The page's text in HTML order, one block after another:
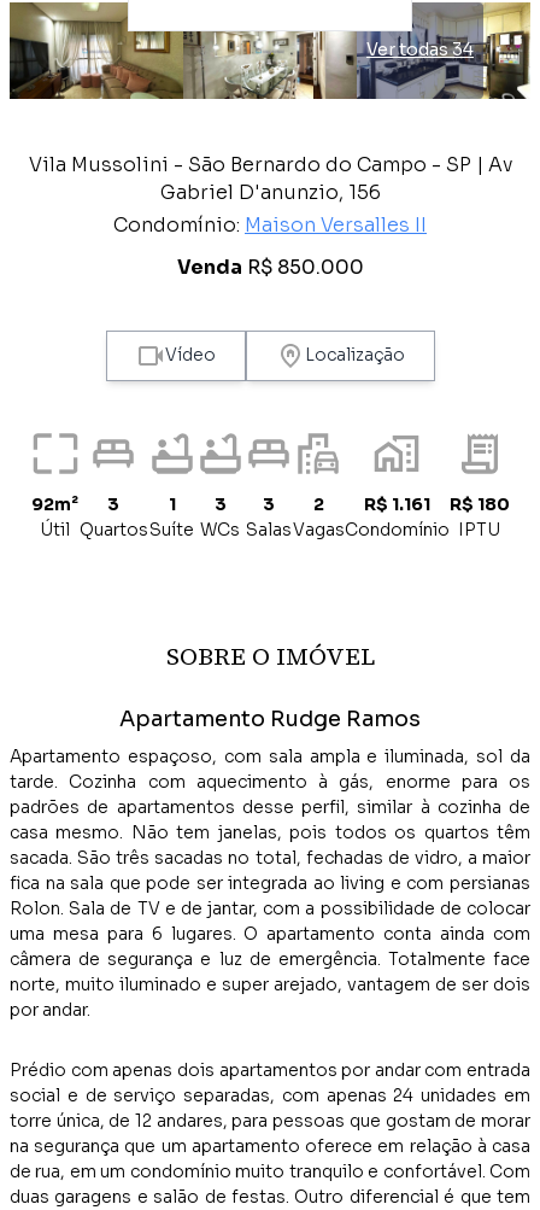
Ver todas 34
Vila Mussolini - São Bernardo do Campo - SP | Av
Gabriel D'anunzio, 156
Condomínio: Maison Versalles II
Venda R$ 850.000
Vídeo Localização
92m²
Útil
3
Quartos
1
Suíte
3
WCs
3
Salas
2
Vagas
R$ 1.161
Condomínio
R$ 180
IPTU
SOBRE O IMÓVEL
Apartamento Rudge Ramos
Apartamento espaçoso, com sala ampla e iluminada, sol da
tarde. Cozinha com aquecimento à gás, enorme para os
padrões de apartamentos desse perfil, similar à cozinha de
casa mesmo. Não tem janelas, pois todos os quartos têm
sacada. São três sacadas no total, fechadas de vidro, a maior
fica na sala que pode ser integrada ao living e com persianas
Rolon. Sala de TV e de jantar, com a possibilidade de colocar
uma mesa para 6 lugares. O apartamento conta ainda com
câmera de segurança e luz de emergência. Totalmente face
norte, muito iluminado e super arejado, vantagem de ser dois
por andar.
Prédio com apenas dois apartamentos por andar com entrada
social e de serviço separadas, com apenas 24 unidades em
torre única, de 12 andares, para pessoas que gostam de morar
na segurança que um apartamento oferece em relação à casa
de rua, em um condomínio muito tranquilo e confortável. Com
duas garagens e salão de festas. Outro diferencial é que tem